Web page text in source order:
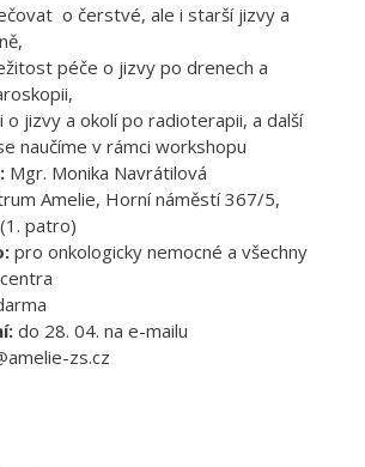
o čerstvé, ale i starší jizvy a
péče o jizvy po drenech a
o jizvy a okolí po radioterapii, a další
naučíme v rámci workshopu
Mgr. Monika Navrátilová
Amelie, Horní náměstí 367/5,
patro)
pro onkologicky nemocné a všechny
do 28. 04. na e-mailu
zs.cz